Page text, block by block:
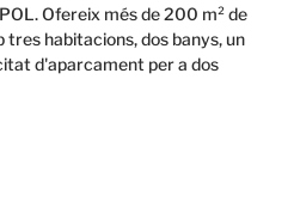
Ofereix més de 200 m² de
tres habitacions, dos banys, un
d'aparcament per a dos